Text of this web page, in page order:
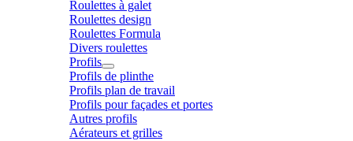
Roulettes à galet
Roulettes design
Roulettes Formula
Divers roulettes
Profils
Profils de plinthe
Profils plan de travail
Profils pour façades et portes
Autres profils
Aérateurs et grilles